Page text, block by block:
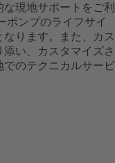
現地サポートをご利
ポンプのライフサイ
ります。また、カス
い、カスタマイズさ
のテクニカルサービ